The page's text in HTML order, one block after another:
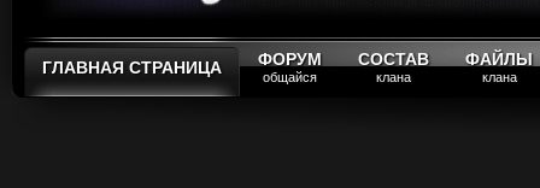
ГЛАВНАЯ СТРАНИЦА ФОРУМ
общайся
СОСТАВ
клана
ФАЙЛЫ
клана